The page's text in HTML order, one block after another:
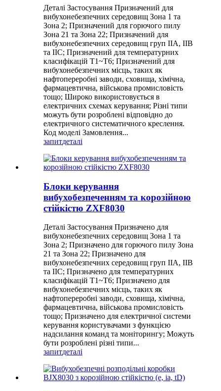
Деталі Застосування Призначений для
вибухонебезпечних середовищ Зона 1 та
Зона 2; Призначений для горючого пилу
Зона 21 та Зона 22; Призначений для
вибухонебезпечних середовищ груп IIA, IIB
та IIC; Призначений для температурних
класифікацій T1~T6; Призначений для
вибухонебезпечних місць, таких як
нафтопереробні заводи, сховища, хімічна,
фармацевтична, військова промисловість
тощо; Широко використовується в
електричних схемах керування; Різні типи
можуть бути розроблені відповідно до
електричного систематичного креслення.
Код моделі Замовлення...
запитдеталі
Блоки керування
вибухобезпеченням та корозійною
стійкістю ZXF8030
Деталі Застосування Призначено для
вибухонебезпечних середовищ Зона 1 та
Зона 2; Призначено для горючого пилу Зона
21 та Зона 22; Призначено для
вибухонебезпечних середовищ груп IIA, IIB
та IIC; Призначено для температурних
класифікацій T1~T6; Призначено для
вибухонебезпечних місць, таких як
нафтопереробні заводи, сховища, хімічна,
фармацевтична, військова промисловість
тощо; Призначено для електричної системи
керування користувачами з функцією
надсилання команд та моніторингу; Можуть
бути розроблені різні типи...
запитдеталі